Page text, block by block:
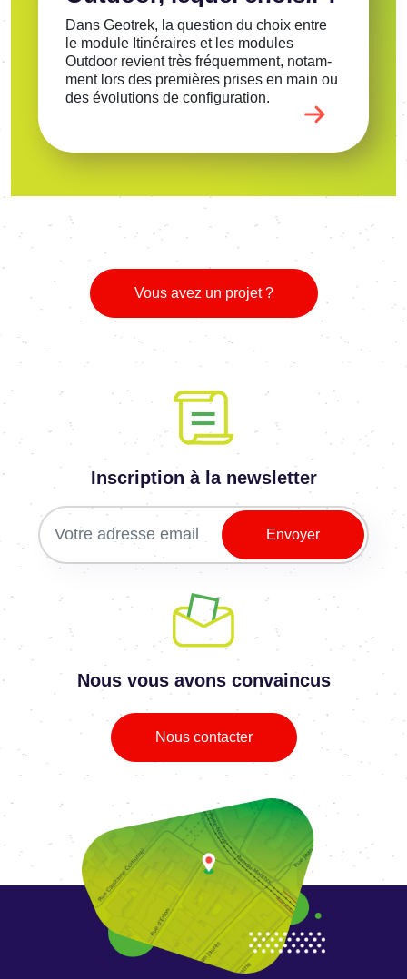
Dans Geotrek, la ques­tion du choix entre
le module Itiné­raires et les modules
Outdoor revient très fréquem­ment, notam­
ment lors des premières prises en main ou
des évolu­tions de confi­gu­ra­tion.
Vous avez un projet ?
Inscription à la newsletter
Nous vous avons convaincus
Nous contacter